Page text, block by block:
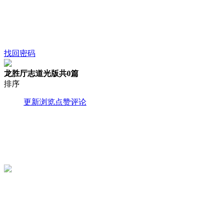
找回密码
龙胜厅志道光版共0篇
排序
更新浏览点赞评论